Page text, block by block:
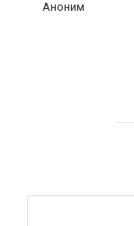
Аноним